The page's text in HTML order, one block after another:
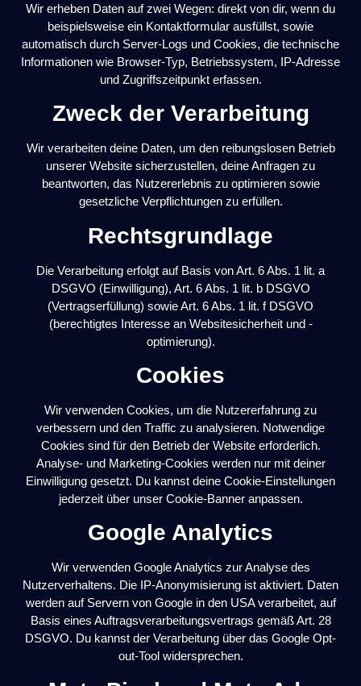
Wir erheben Daten auf zwei Wegen: direkt von dir, wenn du
beispielsweise ein Kontaktformular ausfüllst, sowie
automatisch durch Server-Logs und Cookies, die technische
Informationen wie Browser-Typ, Betriebssystem, IP-Adresse
und Zugriffszeitpunkt erfassen.
Zweck der Verarbeitung
Wir verarbeiten deine Daten, um den reibungslosen Betrieb
unserer Website sicherzustellen, deine Anfragen zu
beantworten, das Nutzererlebnis zu optimieren sowie
gesetzliche Verpflichtungen zu erfüllen.
Rechtsgrundlage
Die Verarbeitung erfolgt auf Basis von Art. 6 Abs. 1 lit. a
DSGVO (Einwilligung), Art. 6 Abs. 1 lit. b DSGVO
(Vertragserfüllung) sowie Art. 6 Abs. 1 lit. f DSGVO
(berechtigtes Interesse an Websitesicherheit und -
optimierung).
Cookies
Wir verwenden Cookies, um die Nutzererfahrung zu
verbessern und den Traffic zu analysieren. Notwendige
Cookies sind für den Betrieb der Website erforderlich.
Analyse- und Marketing-Cookies werden nur mit deiner
Einwilligung gesetzt. Du kannst deine Cookie-Einstellungen
jederzeit über unser Cookie-Banner anpassen.
Google Analytics
Wir verwenden Google Analytics zur Analyse des
Nutzerverhaltens. Die IP-Anonymisierung ist aktiviert. Daten
werden auf Servern von Google in den USA verarbeitet, auf
Basis eines Auftragsverarbeitungsvertrags gemäß Art. 28
DSGVO. Du kannst der Verarbeitung über das Google Opt-
out-Tool widersprechen.